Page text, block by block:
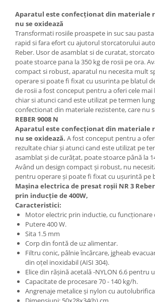
Aparatul este confecționat din materiale
nu se oxidează
Transformati rosiile proaspete in suc sau
rapid si fara efort cu ajutorul storcatorului
Reber. Usor de asamblat si de curatat,
poate stoarce pana la 350 kg de rosii pe ora.
compact si robust, aparatul nu necesita mult
operare si poate fi fixat cu usurinta pe blatul
de rosii a fost conceput pentru a oferi cele
chiar si atunci cand este utilizat pe termen
confectionat din materiale rezistente, care nu
REBER 9008 N
Aparatul este confecționat din materiale
nu se oxidează. A fost conceput pentru a
rezultate chiar și atunci cand este utilizat pe
asamblat și de curățat, poate stoarce până la
Având un design compact și robust, nu
pentru operare și poate fi fixat cu ușurintă pe
Mașina electrica de presat roşii NR 3
prin inducție de 400W,
Caracteristici:
Motor electric prin inductie, cu funcţionare
Putere 400 W.
Sita 1.5 mm
Corp din fontă de uz alimentar.
Filtru conic, pâlnie încărcare, jgheab
din oţel inoxidabil (AISI 304).
Elice din rășină acetală -NYLON 6.6 pentru
Capacitate de procesare 70 - 140 kg/h.
Angrenaje metalice şi nylon cu